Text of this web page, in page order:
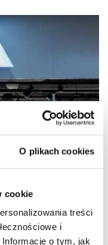
O plikach cookies
cookie
treści
i
o tym, jak